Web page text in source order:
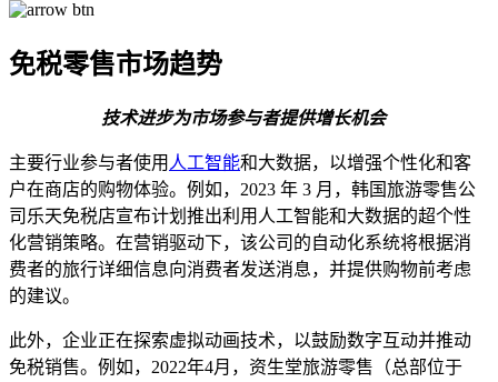
免税零售市场趋势
技术进步为市场参与者提供增长机会
主要行业参与者使用 人工智能和大数据，以增强个性化和客
户在商店的购物体验。例如，2023 年 3 月，韩国旅游零售公
司乐天免税店宣布计划推出利用人工智能和大数据的超个性
化营销策略。在营销驱动下，该公司的自动化系统将根据消
费者的旅行详细信息向消费者发送消息，并提供购物前考虑
的建议。
此外，企业正在探索虚拟动画技术，以鼓励数字互动并推动
免税销售。例如，2022年4月，资生堂旅游零售（总部位于